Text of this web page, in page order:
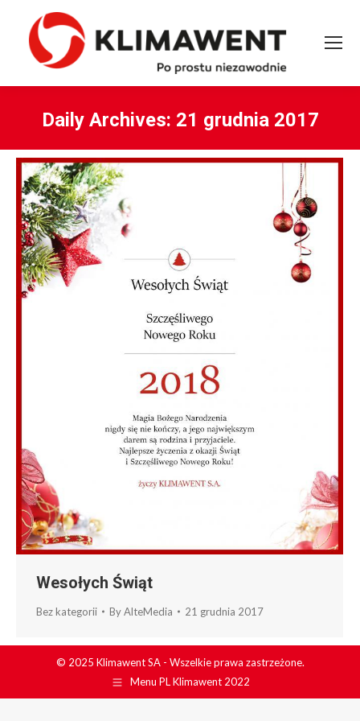
Daily Archives: 21 grudnia 2017
Wesołych Świąt
Bez kategorii ByAlteMedia 21 grudnia 2017
© 2025 Klimawent SA - Wszelkie prawa zastrzeżone.
Menu PL Klimawent 2022